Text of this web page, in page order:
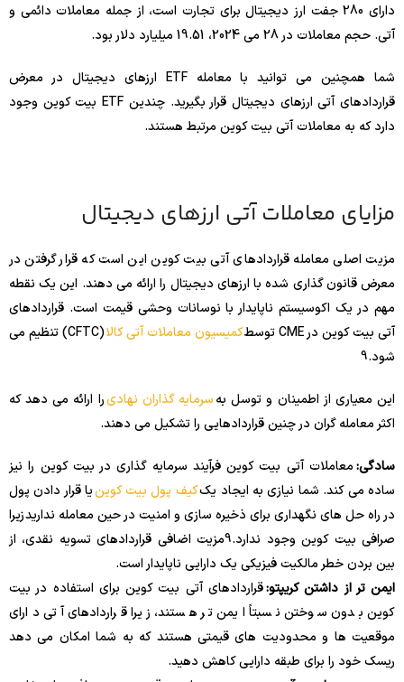
دارای 280 جفت ارز دیجیتال برای تجارت است، از جمله معاملات دائمی و
آتی. حجم معاملات در 28 می 2024، 19.51 میلیارد دلار بود.
شما همچنین می توانید با معامله ETF ارزهای دیجیتال در معرض
قراردادهای آتی ارزهای دیجیتال قرار بگیرید. چندین ETF بیت کوین وجود
دارد که به معاملات آتی بیت کوین مرتبط هستند.
مزایای معاملات آتی ارزهای دیجیتال
مزیت اصلی معامله قراردادهای آتی بیت کوین این است که قرار گرفتن در
معرض قانون گذاری شده با ارزهای دیجیتال را ارائه می دهند. این یک نقطه
مهم در یک اکوسیستم ناپایدار با نوسانات وحشی قیمت است. قراردادهای
آتی بیت کوین در CME توسط
کمیسیون معاملات آتی کالا
(CFTC) تنظیم می
شود.9
این معیاری از اطمینان و توسل بهسرمایه گذاران نهادیرا ارائه می دهد که
اکثر معامله گران در چنین قراردادهایی را تشکیل می دهند.
سادگی:معاملات آتی بیت کوین فرآیند سرمایه گذاری در بیت کوین را نیز
ساده می کند. شما نیازی به ایجاد یککیف پول بیت کوینیا قرار دادن پول
در راه حل های نگهداری برای ذخیره سازی و امنیت در حین معامله ندارید زیرا
صرافی بیت کوین وجود ندارد.9مزیت اضافی قراردادهای تسویه نقدی، از
بین بردن خطر مالکیت فیزیکی یک دارایی ناپایدار است.
ایمن تر از داشتن کریپتو:قراردادهای آتی بیت کوین برای استفاده در بیت
کوین بدون سوختن نسبتاً ایمن تر هستند، زیرا قراردادهای آتی دارای
موقعیت ها و محدودیت های قیمتی هستند که به شما امکان می دهد
ریسک خود را برای طبقه دارایی کاهش دهید.